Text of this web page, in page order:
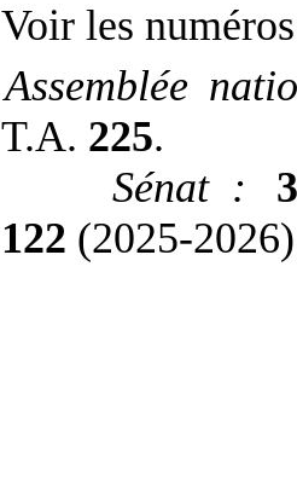
Voir les
Assemblée
T.A. 225.
Sénat :
122